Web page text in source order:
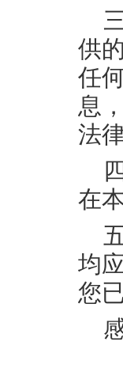
供
任
息
法
在
均
您